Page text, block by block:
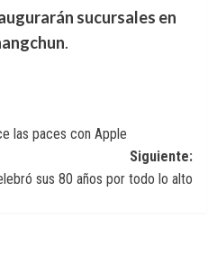
sucursales en
.
las paces con Apple
Siguiente:
sus 80 años por todo lo alto